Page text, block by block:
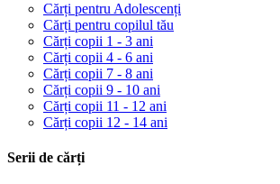
Cărți pentru Adolescenți
Cărți pentru copilul tău
Cărți copii 1 - 3 ani
Cărți copii 4 - 6 ani
Cărți copii 7 - 8 ani
Cărți copii 9 - 10 ani
Cărți copii 11 - 12 ani
Cărți copii 12 - 14 ani
Serii de cărți